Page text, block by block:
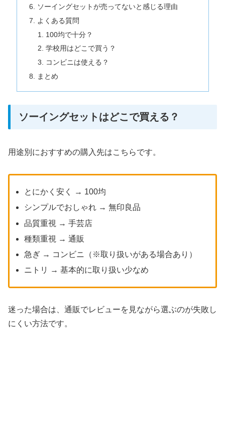
ソーイングセットが売ってないと感じる理由
よくある質問
100均で十分？
学校用はどこで買う？
コンビニは使える？
まとめ
ソーイングセットはどこで買える？
用途別におすすめの購入先はこちらです。
とにかく安く → 100均
シンプルでおしゃれ → 無印良品
品質重視 → 手芸店
種類重視 → 通販
急ぎ → コンビニ（※取り扱いがある場合あり）
ニトリ → 基本的に取り扱い少なめ
迷った場合は、通販でレビューを見ながら選ぶのが失敗し
にくい方法です。